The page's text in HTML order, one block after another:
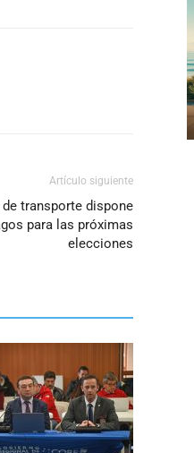
Artículo siguiente
transporte dispone
para las próximas
elecciones